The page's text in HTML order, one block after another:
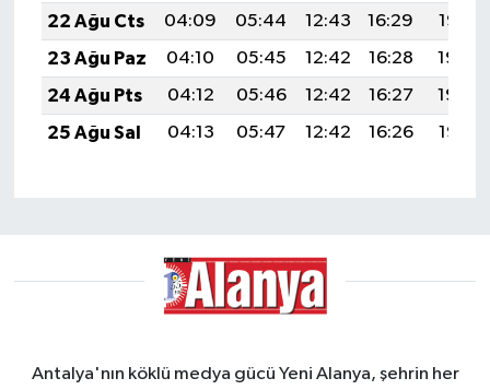
22 Ağu Cts
04:09 05:44 12:43 16:29
19:32
23 Ağu Paz
04:10 05:45 12:42 16:28
19:30
24 Ağu Pts
04:12 05:46 12:42 16:27
19:29
25 Ağu Sal
04:13 05:47 12:42 16:26 19:27
Antalya'nın köklü medya gücü Yeni Alanya, şehrin her